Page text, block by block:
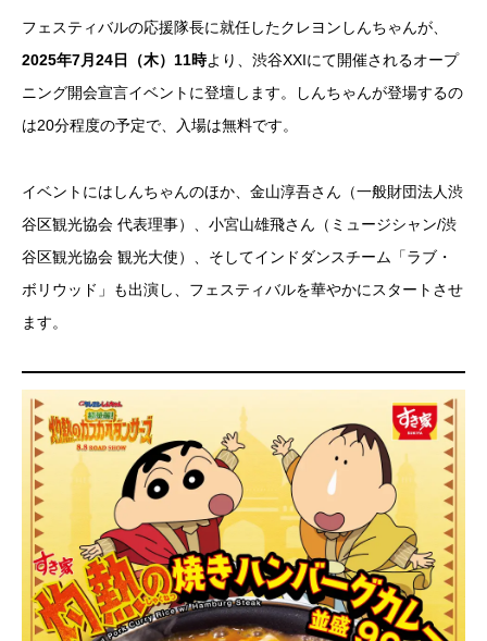
フェスティバルの応援隊長に就任したクレヨンしんちゃんが、
2025年7月24日（木）11時より、渋谷XXIにて開催されるオープ
ニング開会宣言イベントに登壇します。しんちゃんが登場するの
は20分程度の予定で、入場は無料です。
イベントにはしんちゃんのほか、金山淳吾さん（一般財団法人渋
谷区観光協会 代表理事）、小宮山雄飛さん（ミュージシャン/渋
谷区観光協会 観光大使）、そしてインドダンスチーム「ラブ・
ボリウッド」も出演し、フェスティバルを華やかにスタートさせ
ます。